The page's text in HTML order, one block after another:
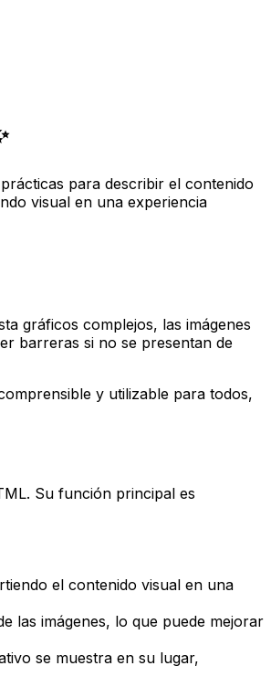
para describir el contenido
visual en una experiencia
gráficos complejos, las imágenes
barreras si no se presentan de
y utilizable para todos,
Su función principal es
el contenido visual en una
las imágenes, lo que puede mejorar
se muestra en su lugar,